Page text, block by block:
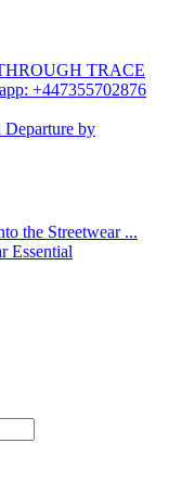
TRACE
‪+447355702876‬
by
the Streetwear ...
Essential